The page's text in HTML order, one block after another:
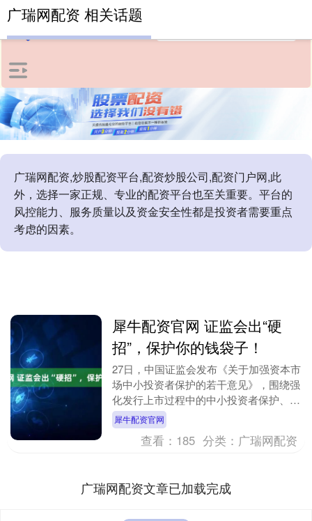
广瑞网配资,炒股配资平台,配资炒股公司,配资门户网,此
外，选择一家正规、专业的配资平台也至关重要。平台的
风控能力、服务质量以及资金安全性都是投资者需要重点
考虑的因素。
广瑞网配资 相关话题
犀牛配资官网 证监会出“硬
招”，保护你的钱袋子！
27日，中国证监会发布《关于加强资本市
场中小投资者保护的若干意见》，围绕强
化发行上市过程中的中小投资者保护、严
厉打击侵害中小投资者利益的违法行为等
八个方面，提出....
犀牛配资官网
查看： 185 分类： 广瑞网配资
广瑞网配资文章已加载完成